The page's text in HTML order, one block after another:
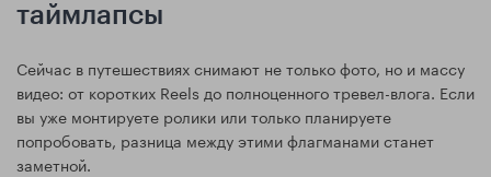
таймлапсы
Сейчас в путешествиях снимают не только фото, но и массу
видео: от коротких Reels до полноценного тревел-влога. Если
вы уже монтируете ролики или только планируете
попробовать, разница между этими флагманами станет
заметной.